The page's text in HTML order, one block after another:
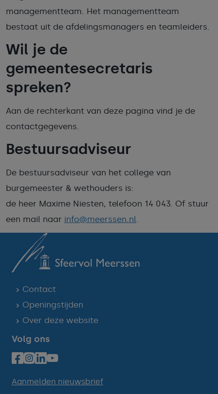
managementteam. Het managementteam
bestaat uit de afdelingsmanagers en teamleiders.
Wil je de
gemeentesecretaris
spreken?
Aan de rechterkant van deze pagina vind je de
contactgegevens.
Bestuursadviseur
De bestuursadviseur van het college van
burgemeester & wethouders is:
de heer Maxime Niesten, telefoon 14 043. Of stuur
een mail naar info@meerssen.nl.
Contact
Openingstijden
Over deze website
Volg ons
Aanmelden nieuwsbrief